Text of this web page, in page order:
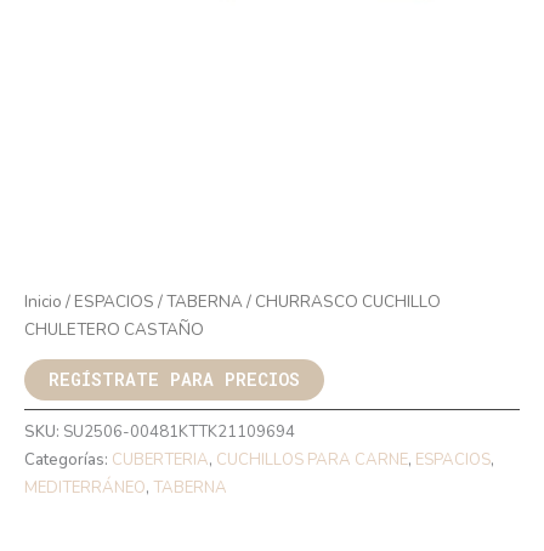
Inicio / ESPACIOS /TABERNA/ CHURRASCO CUCHILLO
CHULETERO CASTAÑO
REGÍSTRATE PARA PRECIOS
SKU: SU2506-00481KTTK21109694
Categorías: CUBERTERIA, CUCHILLOS PARA CARNE, ESPACIOS,
MEDITERRÁNEO, TABERNA